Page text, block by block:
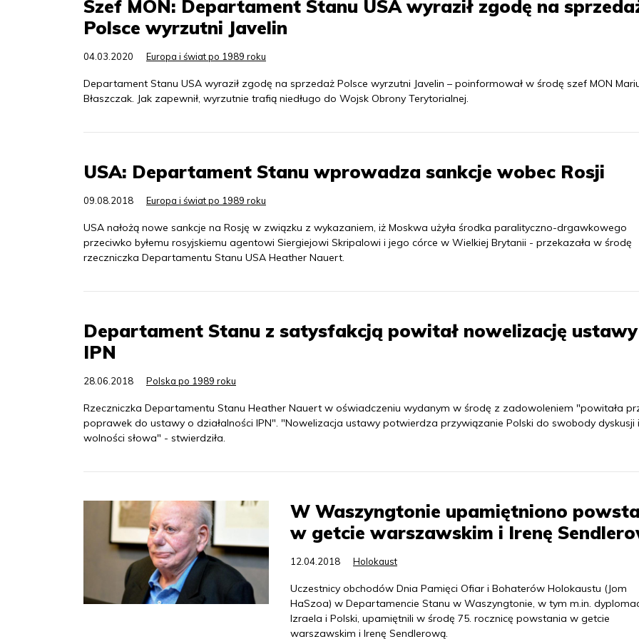
Szef MON: Departament Stanu USA wyraził zgodę na
Polsce wyrzutni Javelin
04.03.2020 Europa i świat po 1989 roku
Departament Stanu USA wyraził zgodę na sprzedaż Polsce wyrzutni Javelin – poinformował w środę szef MON
Błaszczak. Jak zapewnił, wyrzutnie trafią niedługo do Wojsk Obrony Terytorialnej.
USA: Departament Stanu wprowadza sankcje wobec Rosji
09.08.2018 Europa i świat po 1989 roku
USA nałożą nowe sankcje na Rosję w związku z wykazaniem, iż Moskwa użyła środka paralityczno-drgawkowego
przeciwko byłemu rosyjskiemu agentowi Siergiejowi Skripalowi i jego córce w Wielkiej Brytanii - przekazała w środę
rzeczniczka Departamentu Stanu USA Heather Nauert.
Departament Stanu z satysfakcją powitał nowelizację
IPN
28.06.2018 Polska po 1989 roku
Rzeczniczka Departamentu Stanu Heather Nauert w oświadczeniu wydanym w środę z zadowoleniem "powitała
poprawek do ustawy o działalności IPN". "Nowelizacja ustawy potwierdza przywiązanie Polski do swobody dyskusji i
wolności słowa" - stwierdziła.
W Waszyngtonie upamiętniono
w getcie warszawskim i Irenę
12.04.2018 Holokaust
Uczestnicy obchodów Dnia Pamięci Ofiar i Bohaterów Holokaustu (Jom
HaSzoa) w Departamencie Stanu w Waszyngtonie, w tym m.in.
Izraela i Polski, upamiętnili w środę 75. rocznicę powstania w getcie
warszawskim i Irenę Sendlerową.